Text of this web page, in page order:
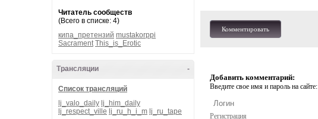
Читатель сообществ
(Всего в списке: 4)
кипа_претензий mustakorppi
Sacrament This_is_Erotic
-
Трансляции
Список трансляций
lj_valo_daily lj_him_daily
lj_respect_ville lj_ru_h_i_m lj_ru_tape
Комментировать
Добавить комментарий:
Введите свое имя и пароль на сайте:
Регистрация